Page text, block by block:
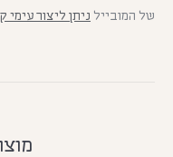
של המובייל ניתן ליצור